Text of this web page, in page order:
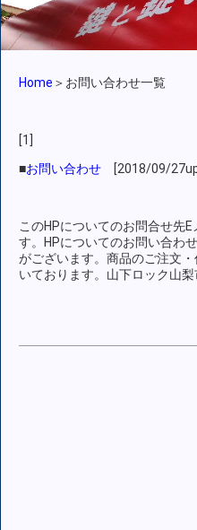
Home ＞ お問い合わせ一覧
[1]
■お問い合わせ [2018/09/
このHPについてのお問合せ先
す。HPについてのお問い合わ
がございます。商品のご注文
いております。山下ロック山